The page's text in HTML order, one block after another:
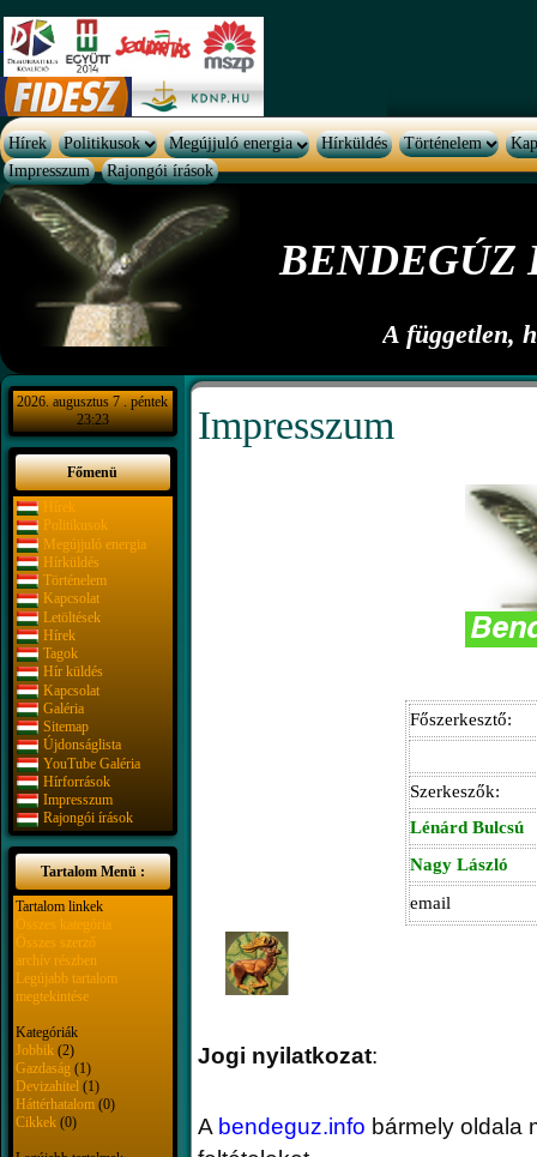
Hírek Politikusok Megújjuló energia Hírküldés Történelem
Impresszum
Rajongói írások
BENDEGÚZ
A független,
2026. augusztus 7 . péntek
23:23
Főmenü
Hírek
Politikusok
Megújjuló energia
Hírküldés
Történelem
Kapcsolat
Letöltések
Hírek
Tagok
Hír küldés
Kapcsolat
Galéria
Sitemap
Újdonságlista
YouTube Galéria
Hírforrások
Impresszum
Rajongói írások
Tartalom Menü :
Tartalom linkek
Összes kategória
Összes szerző
archív részben
Legújabb tartalom
megtekintése
Kategóriák
Jobbik (2)
Gazdaság (1)
Devizahitel (1)
Háttérhatalom (0)
Cikkek (0)
Impresszum
Főszerkesztő:
Szerkeszők:
Lénárd Bulcsú
Nagy László
email
Jogi nyilatkozat:
Abendeguz.info bármely oldala